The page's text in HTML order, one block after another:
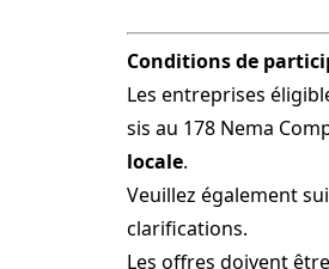
Conditions de
Les entreprises
sis au 178 Nema
locale.
Veuillez également
clarifications.
Les offres doivent